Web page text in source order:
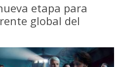
etapa para
global del